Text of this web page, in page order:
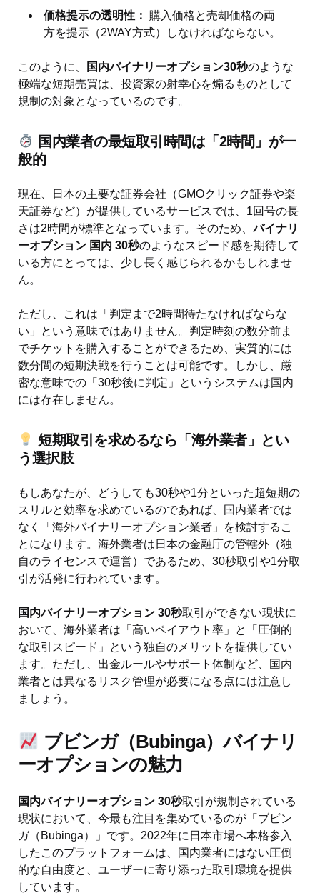
価格提示の透明性：
購入価格と売却価格の両
方を提示（2WAY方式）しなければならない。
このように、 国内バイナリーオプション30秒のような
極端な短期売買は、投資家の射幸心を煽るものとして
規制の対象となっているのです。
国内業者の最短取引時間は「2時間」が一
般的
現在、日本の主要な証券会社（GMOクリック証券や楽
天証券など）が提供しているサービスでは、1回号の長
さは2時間が標準となっています。そのため、バイナリ
ーオプション 国内 30秒のようなスピード感を期待して
いる方にとっては、少し長く感じられるかもしれませ
ん。
ただし、これは「判定まで2時間待たなければならな
い」という意味ではありません。判定時刻の数分前ま
でチケットを購入することができるため、実質的には
数分間の短期決戦を行うことは可能です。しかし、厳
密な意味での「30秒後に判定」というシステムは国内
には存在しません。
短期取引を求めるなら「海外業者」とい
う選択肢
もしあなたが、どうしても30秒や1分といった超短期の
スリルと効率を求めているのであれば、国内業者では
なく「海外バイナリーオプション業者」を検討するこ
とになります。海外業者は日本の金融庁の管轄外（独
自のライセンスで運営）であるため、30秒取引や1分取
引が活発に行われています。
国内バイナリーオプション 30秒取引ができない現状に
おいて、海外業者は「高いペイアウト率」と「圧倒的
な取引スピード」という独自のメリットを提供してい
ます。ただし、出金ルールやサポート体制など、国内
業者とは異なるリスク管理が必要になる点には注意し
ましょう。
ブビンガ（Bubinga）バイナリ
ーオプションの魅力
国内バイナリーオプション 30秒取引が規制されている
現状において、今最も注目を集めているのが「ブビン
ガ（Bubinga）」です。2022年に日本市場へ本格参入
したこのプラットフォームは、国内業者にはない圧倒
的な自由度と、ユーザーに寄り添った取引環境を提供
しています。